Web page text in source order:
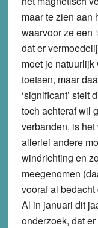
maar te zien aan
waarvoor ze een
dat er
moet je
toetsen, maar
‘significant’ stelt
toch achteraf wil
verbanden, is
allerlei andere
windrichting en
meegenomen
vooraf al
Al in januari dit
onderzoek, dat